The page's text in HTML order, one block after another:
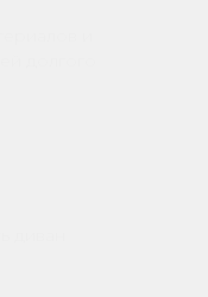
и
долгого
диван